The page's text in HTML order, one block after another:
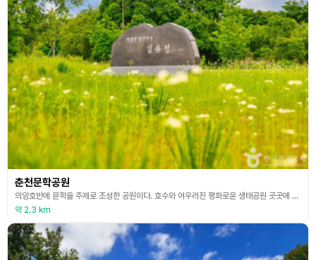
춘천문학공원
의암호반에 문학을 주제로 조성한 공원이다. 호수와 어우러진 평화로운 생태공원 곳곳에 시와 문학 작품을 담은 조형물을 설치했다. 김소월, 윤선도, 조병화 등 유명 작가들의 좋은 글귀가 담겨 있다. 풍광 좋은 산책로를 따라 걸으며 자연스럽게 문학 작품에 집중하게 된다. 자연과 문학이 아름답게 어우러진다. 한국에서 노벨문학상 수상자가 나오길 기원하는 뜻을 담아 ‘노벨상의 빈자리’라는 조형물도 만들어뒀다. 춘천문학공원은 의암호 자전거길과 걷기 여행길인 봄내길(
약 2.3 km